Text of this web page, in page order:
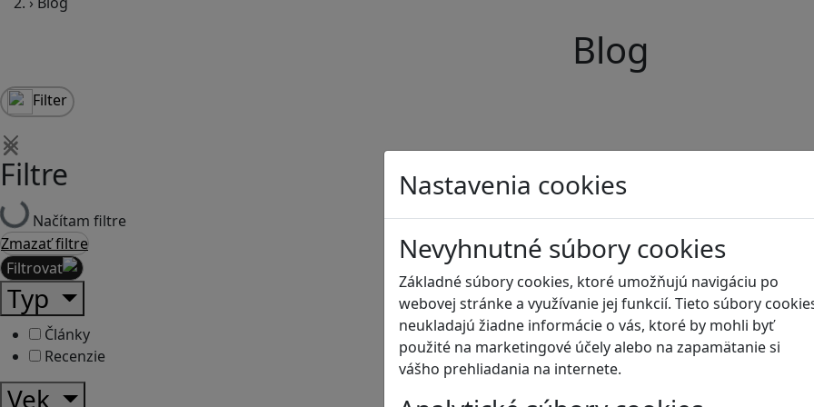
Nastavenia cookies
Nevyhnutné súbory cookies
Základné súbory cookies, ktoré umožňujú navigáciu po
webovej stránke a využívanie jej funkcií. Tieto súbory
neukladajú žiadne informácie o vás, ktoré by mohli byť
použité na marketingové účely alebo na zapamätanie si
vášho prehliadania na internete.
Blog
Filter
Filtre
Načítam filtre
Zmazať filtre
Filtrovať
Typ
Články
Recenzie
Vek